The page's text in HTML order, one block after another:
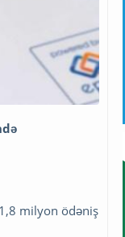
milyon ödəniş